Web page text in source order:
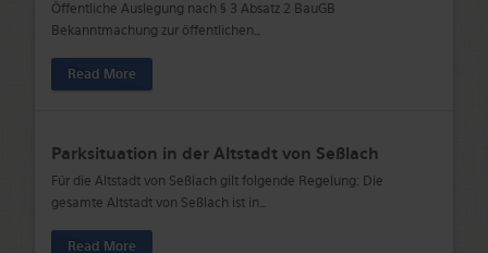
Öffentliche Auslegung nach § 3 Absatz 2 BauGB
Bekanntmachung zur öffentlichen…
Read More
Parksituation in der Altstadt von Seßlach
Für die Altstadt von Seßlach gilt folgende Regelung: Die
gesamte Altstadt von Seßlach ist in…
Read More